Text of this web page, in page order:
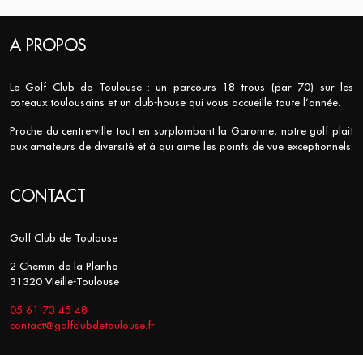
A PROPOS
Le Golf Club de Toulouse : un parcours 18 trous (par 70) sur les
coteaux toulousains et un club-house qui vous accueille toute l’année.
Proche du centre-ville tout en surplombant la Garonne, notre golf plait
aux amateurs de diversité et à qui aime les points de vue exceptionnels.
CONTACT
Golf Club de Toulouse
2 Chemin de la Planho
31320 Vieille-Toulouse
05 61 73 45 48
contact@golfclubdetoulouse.fr